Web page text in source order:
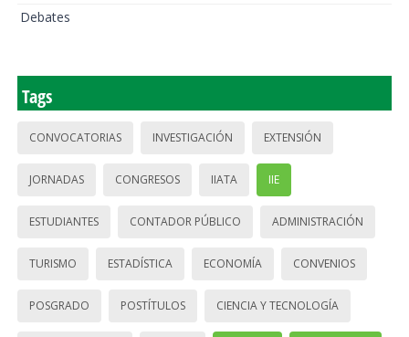
Debates
Tags
CONVOCATORIAS INVESTIGACIÓN EXTENSIÓN
JORNADAS CONGRESOS IIATA IIE
ESTUDIANTES CONTADOR PÚBLICO ADMINISTRACIÓN
TURISMO ESTADÍSTICA ECONOMÍA CONVENIOS
POSGRADO POSTÍTULOS CIENCIA Y TECNOLOGÍA